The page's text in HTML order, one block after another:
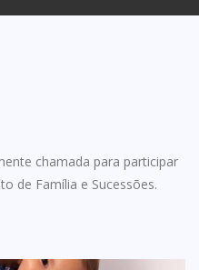
chamada para participar
de Família e Sucessões.